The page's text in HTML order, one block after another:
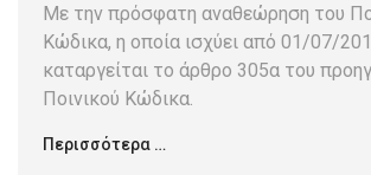
Με την πρόσφατη αναθεώρηση του
Κώδικα, η οποία ισχύει από 01/07/
καταργείται το άρθρο 305α του
Ποινικού Κώδικα.
Περισσότερα …